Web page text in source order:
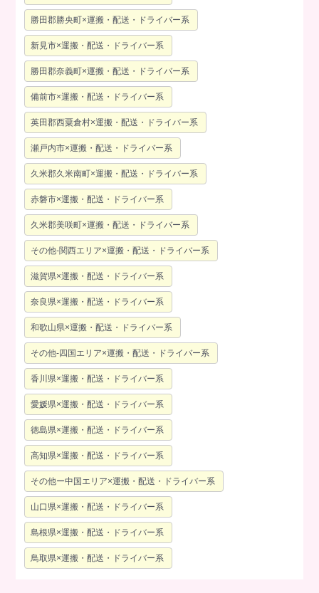
勝田郡勝央町×運搬・配送・ドライバー系
新見市×運搬・配送・ドライバー系
勝田郡奈義町×運搬・配送・ドライバー系
備前市×運搬・配送・ドライバー系
英田郡西粟倉村×運搬・配送・ドライバー系
瀬戸内市×運搬・配送・ドライバー系
久米郡久米南町×運搬・配送・ドライバー系
赤磐市×運搬・配送・ドライバー系
久米郡美咲町×運搬・配送・ドライバー系
その他-関西エリア×運搬・配送・ドライバー系
滋賀県×運搬・配送・ドライバー系
奈良県×運搬・配送・ドライバー系
和歌山県×運搬・配送・ドライバー系
その他-四国エリア×運搬・配送・ドライバー系
香川県×運搬・配送・ドライバー系
愛媛県×運搬・配送・ドライバー系
徳島県×運搬・配送・ドライバー系
高知県×運搬・配送・ドライバー系
その他ー中国エリア×運搬・配送・ドライバー系
山口県×運搬・配送・ドライバー系
島根県×運搬・配送・ドライバー系
鳥取県×運搬・配送・ドライバー系